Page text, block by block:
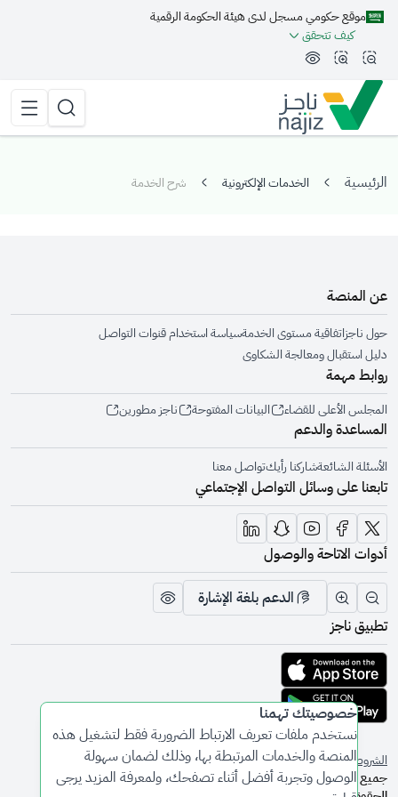
موقع حكومي مسجل لدى هيئة الحكومة الرقمية
كيف تتحقق
تقليل الرؤية وحجم الخطزيادة الرؤية وحجم الخطتبديل المظهر
البحث
الجانبية
الرئيسية الخدمات الإلكترونية شرح الخدمة
خصوصيتك تهمنا
نستخدم ملفات تعريف الارتباط الضرورية فقط لتشغيل هذه
المنصة والخدمات المرتبطة بها، وذلك لضمان سهولة
الوصول وتجربة أفضل أثناء تصفحك، ولمعرفة المزيد يرجى
عن المنصة
حول ناجزاتفاقية مستوى الخدمةسياسة استخدام قنوات التواصل
دليل استقبال ومعالجة الشكاوى
روابط مهمة
المجلس الأعلى للقضاء البيانات المفتوحة ناجز مطورين
المساعدة والدعم
الأسئلة الشائعةشاركنا رأيكتواصل معنا
تابعنا على وسائل التواصل الإجتماعي
أدوات الاتاحة والوصول
تقليل الرؤية وحجم الخطزيادة الرؤية وحجم الخط الدعم بلغة الإشارة
تبديل المظهر
تطبيق ناجز
تحميل التطبيق من متجر أبل
تحميل التطبيق من متجر جوجل
الشروط والأحكامسياسة الخصوصية
جميع